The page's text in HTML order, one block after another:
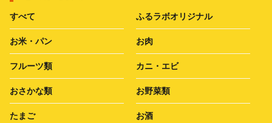
すべて ふるラボオリジナル
お米・パン お肉
フルーツ類 カニ・エビ
おさかな類 お野菜類
たまご お酒